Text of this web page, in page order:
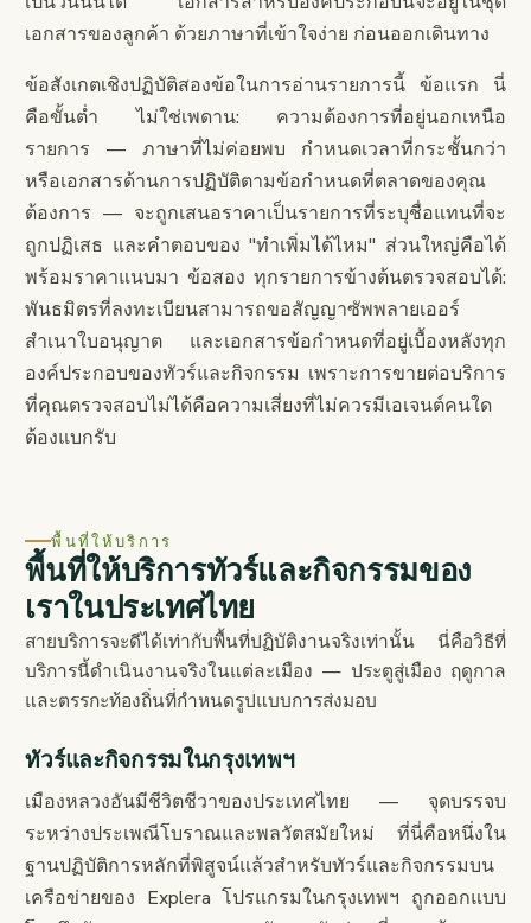
เอกสารของลูกค้า ด้วยภาษาที่เข้าใจง่าย ก่อนออกเดินทาง
ข้อสังเกตเชิงปฏิบัติสองข้อในการอ่านรายการนี้ ข้อแรก นี่
คือขั้นต่ำ ไม่ใช่เพดาน: ความต้องการที่อยู่นอกเหนือ
รายการ — ภาษาที่ไม่ค่อยพบ กำหนดเวลาที่กระชั้นกว่า
หรือเอกสารด้านการปฏิบัติตามข้อกำหนดที่ตลาดของคุณ
ต้องการ — จะถูกเสนอราคาเป็นรายการที่ระบุชื่อแทนที่จะ
ถูกปฏิเสธ และคำตอบของ "ทำเพิ่มได้ไหม" ส่วนใหญ่คือได้
พร้อมราคาแนบมา ข้อสอง ทุกรายการข้างต้นตรวจสอบได้:
พันธมิตรที่ลงทะเบียนสามารถขอสัญญาซัพพลายเออร์
สำเนาใบอนุญาต และเอกสารข้อกำหนดที่อยู่เบื้องหลังทุก
องค์ประกอบของทัวร์และกิจกรรม เพราะการขายต่อบริการ
ที่คุณตรวจสอบไม่ได้คือความเสี่ยงที่ไม่ควรมีเอเจนต์คนใด
ต้องแบกรับ
พื้นที่ให้บริการ
พื้นที่ให้บริการทัวร์และกิจกรรมของ
เราในประเทศไทย
สายบริการจะดีได้เท่ากับพื้นที่ปฏิบัติงานจริงเท่านั้น นี่คือวิธีที่
บริการนี้ดำเนินงานจริงในแต่ละเมือง — ประตูสู่เมือง ฤดูกาล
และตรรกะท้องถิ่นที่กำหนดรูปแบบการส่งมอบ
ทัวร์และกิจกรรมในกรุงเทพฯ
เมืองหลวงอันมีชีวิตชีวาของประเทศไทย — จุดบรรจบ
ระหว่างประเพณีโบราณและพลวัตสมัยใหม่ ที่นี่คือหนึ่งใน
ฐานปฏิบัติการหลักที่พิสูจน์แล้วสำหรับทัวร์และกิจกรรมบน
เครือข่ายของ Explera โปรแกรมในกรุงเทพฯ ถูกออกแบบ